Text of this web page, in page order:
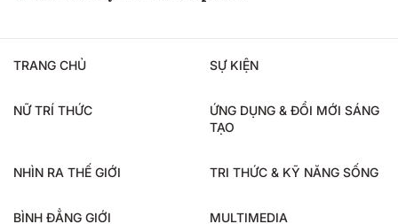
TRANG CHỦ SỰ KIỆN
NỮ TRÍ THỨC
ỨNG DỤNG & ĐỔI MỚI SÁNG
TẠO
NHÌN RA THẾ GIỚI TRI THỨC & KỸ NĂNG SỐNG
BÌNH ĐẲNG GIỚI MULTIMEDIA